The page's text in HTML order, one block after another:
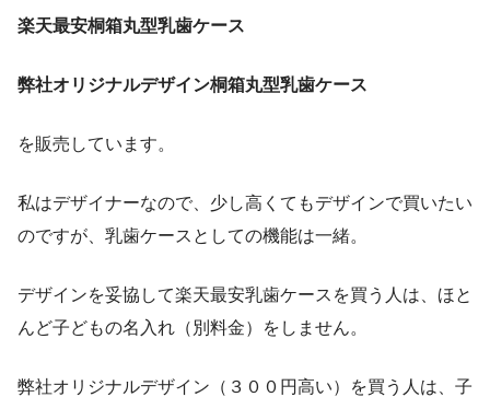
楽天最安桐箱丸型乳歯ケース
弊社オリジナルデザイン桐箱丸型乳歯ケース
を販売しています。
私はデザイナーなので、少し高くてもデザインで買いたい
のですが、乳歯ケースとしての機能は一緒。
デザインを妥協して楽天最安乳歯ケースを買う人は、ほと
んど子どもの名入れ（別料金）をしません。
弊社オリジナルデザイン（３００円高い）を買う人は、子